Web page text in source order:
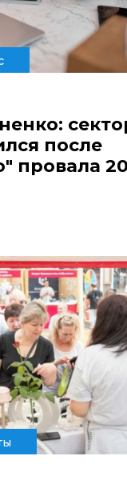
после
провала